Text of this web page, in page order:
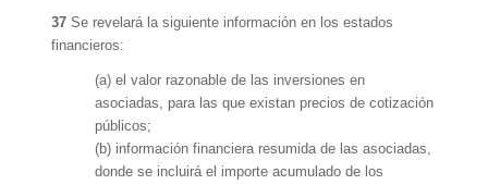
37 Se revelará la siguiente información en los estados
financieros:
(a) el valor razonable de las inversiones en
asociadas, para las que existan precios de cotización
públicos;
(b) información financiera resumida de las asociadas,
donde se incluirá el importe acumulado de los